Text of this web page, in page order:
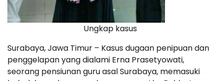
Ungkap kasus
Surabaya, Jawa Timur – Kasus dugaan penipuan dan
penggelapan yang dialami Erna Prasetyowati,
seorang pensiunan guru asal Surabaya, memasuki